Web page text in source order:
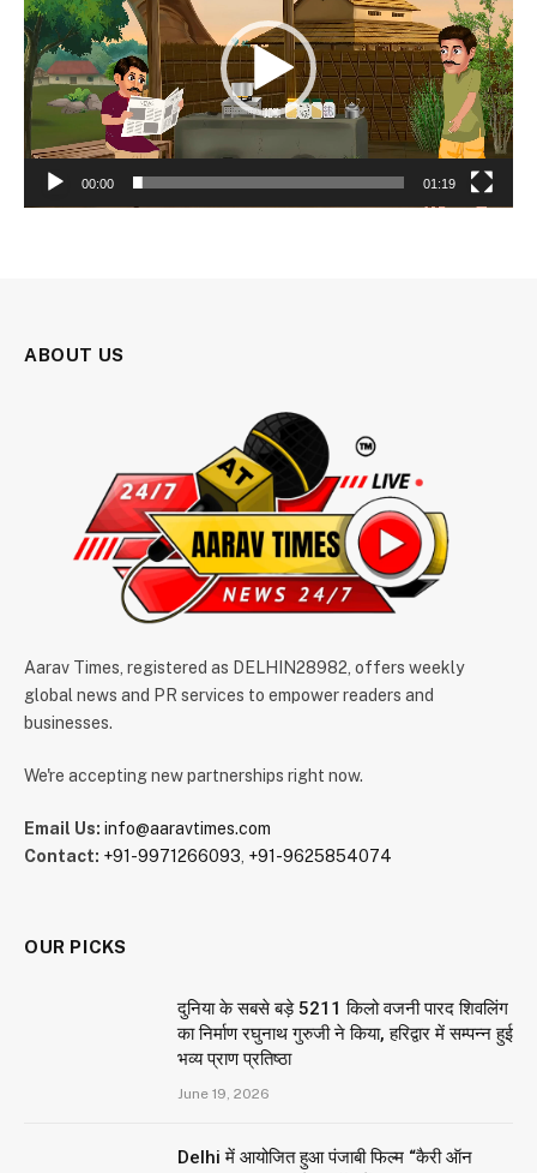
00:00 01:19
ABOUT US
Aarav Times, registered as DELHIN28982, offers weekly
global news and PR services to empower readers and
businesses.
We're accepting new partnerships right now.
Email Us: info@aaravtimes.com
Contact: +91-9971266093 +91-9625854074
OUR PICKS
दुनिया के सबसे बड़े 5211 किलो वजनी पारद शिवलिंग
का निर्माण रघुनाथ गुरुजी ने किया, हरिद्वार में सम्पन्न हुई
भव्य प्राण प्रतिष्ठा
June 19, 2026
Delhi में आयोजित हुआ पंजाबी फिल्म “कैरी ऑन